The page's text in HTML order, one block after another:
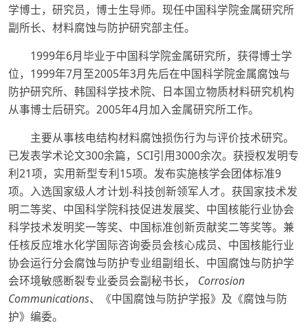
学博士，研究员，博士生导师。现任中国科学院金属研究所
副所长、材料腐蚀与防护研究部主任。
1999年6月毕业于中国科学院金属研究所，获得博士学
位，1999年7月至2005年3月先后在中国科学院金属腐蚀与
防护研究所、韩国科学技术院、日本国立物质材料研究机构
从事博士后研究。2005年4月加入金属研究所工作。
主要从事核电结构材料腐蚀损伤行为与评价技术研究。
已发表学术论文300余篇，SCI引用3000余次。获授权发明专
利21项，实用新型专利15项。发布实施核学会团体标准9
项。入选国家级人才计划-科技创新领军人才。获国家技术发
明二等奖、中国科学院科技促进发展奖、中国核能行业协会
科学技术发明奖一等奖、中国标准创新贡献奖二等奖等。兼
任核反应堆水化学国际咨询委员会核心成员、中国核能行业
协会运行分会腐蚀与防护专业组副组长、中国腐蚀与防护学
会环境敏感断裂专业委员会副秘书长， Corrosion
Communications、《中国腐蚀与防护学报》及《腐蚀与防
护》编委。